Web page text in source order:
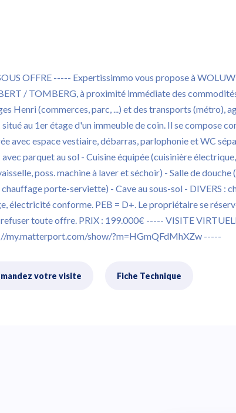
OFFRE ----- Expertissimmo vous propose à
/ TOMBERG, à proximité immédiate des
Henri (commerces, parc, ...) et des transports (métro),
au 1er étage d'un immeuble de coin. Il se compose
avec espace vestiaire, débarras, parlophonie et WC
parquet au sol - Cuisine équipée (cuisinière
poss. machine à laver et séchoir) - Salle de douche
porte-serviette) - Cave au sous-sol - DIVERS :
électricité conforme. PEB = D+. Le propriétaire se
toute offre. PRIX : 199.000€ ----- VISITE
my.matterport.com/show/?m=HGmQFdMhXZw -----
votre visite Fiche Technique